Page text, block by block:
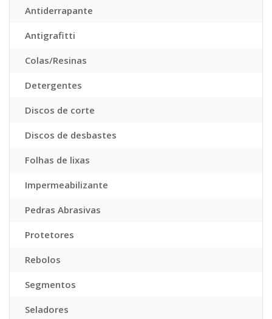
Antiderrapante
Antigrafitti
Colas/Resinas
Detergentes
Discos de corte
Discos de desbastes
Folhas de lixas
Impermeabilizante
Pedras Abrasivas
Protetores
Rebolos
Segmentos
Seladores